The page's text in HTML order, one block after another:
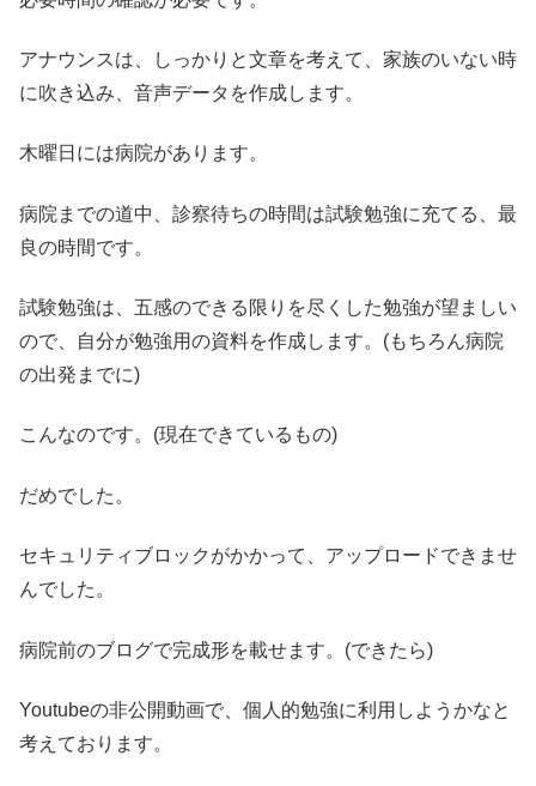
アナウンスは、しっかりと文章を考えて、家族のいない時
に吹き込み、音声データを作成します。
木曜日には病院があります。
病院までの道中、診察待ちの時間は試験勉強に充てる、最
良の時間です。
試験勉強は、五感のできる限りを尽くした勉強が望ましい
ので、自分が勉強用の資料を作成します。(もちろん病院
の出発までに)
こんなのです。(現在できているもの)
だめでした。
セキュリティブロックがかかって、アップロードできませ
んでした。
病院前のブログで完成形を載せます。(できたら)
Youtubeの非公開動画で、個人的勉強に利用しようかなと
考えております。